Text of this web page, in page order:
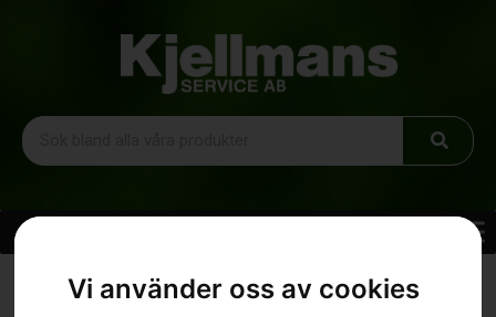
Vi använder oss av cookies
» Sortiment »Husqvarna LB 442i